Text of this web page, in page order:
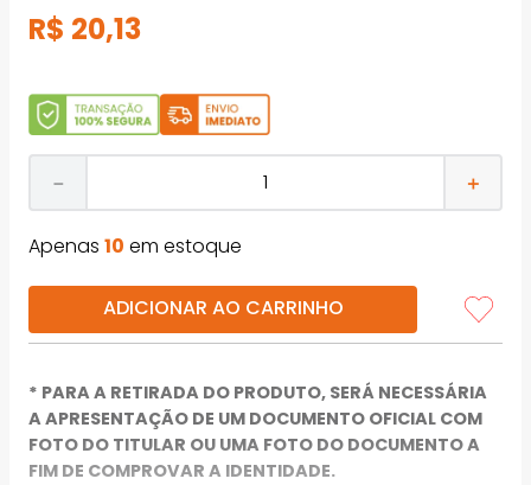
R$ 20,13
＋
－
Apenas 10 em estoque
ADICIONAR AO CARRINHO
* PARA A RETIRADA DO PRODUTO, SERÁ NECESSÁRIA
A APRESENTAÇÃO DE UM DOCUMENTO OFICIAL COM
FOTO DO TITULAR OU UMA FOTO DO DOCUMENTO A
FIM DE COMPROVAR A IDENTIDADE.